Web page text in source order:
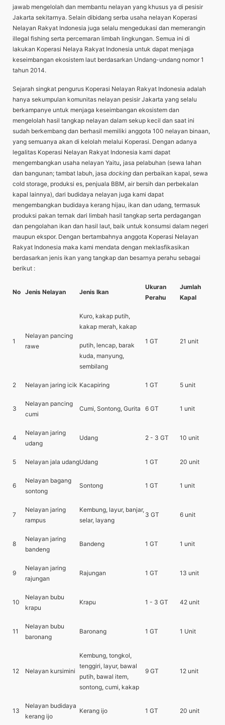
jawab mengelolah dan membantu nelayan yang khusus ya di pesisir
Jakarta sekitarnya. Selain dibidang serba usaha nelayan Koperasi
Nelayan Rakyat Indonesia juga selalu mengedukasi dan memerangin
illegal fishing serta percemaran limbah lingkungan. Semua ini di
lakukan Koperasi Nelaya Rakyat Indonesia untuk dapat menjaga
keseimbangan ekosistem laut berdasarkan Undang-undang nomor 1
tahun 2014.
Sejarah singkat pengurus Koperasi Nelayan Rakyat Indonesia adalah
hanya sekumpulan komunitas nelayan pesisir Jakarta yang selalu
berkampanye untuk menjaga keseimbangan ekosistem dan
mengelolah hasil tangkap nelayan dalam sekup kecil dan saat ini
sudah berkembang dan berhasil memiliki anggota 100 nelayan binaan,
yang semuanya akan di kelolah melalui Koperasi. Dengan adanya
legalitas Koperasi Nelayan Rakyat Indonesia kami dapat
mengembangkan usaha nelayan Yaitu, jasa pelabuhan (sewa lahan
dan bangunan; tambat labuh, jasa docking dan perbaikan kapal, sewa
cold storage, produksi es, penjuala BBM, air bersih dan perbekalan
kapal lainnya), dari budidaya nelayan juga kami dapat
mengembangkan budidaya kerang hijau, ikan dan udang, termasuk
produksi pakan ternak dari limbah hasil tangkap serta perdagangan
dan pengolahan ikan dan hasil laut, baik untuk konsumsi dalam negeri
maupun ekspor. Dengan bertambahnya anggota Koperasi Nelayan
Rakyat Indonesia maka kami mendata dengan meklasfikasikan
berdasarkan jenis ikan yang tangkap dan besarnya perahu sebagai
berikut :
No Jenis Nelayan Jenis Ikan
Ukuran
Perahu
Jumlah
Kapal
1
Nelayan pancing
rawe
Kuro, kakap putih,
kakap merah, kakap
putih, lencap, barak
kuda, manyung,
sembilang
1 GT 21 unit
2 Nelayan jaring icik Kacapiring 1 GT 5 unit
3
Nelayan pancing
cumi
Cumi, Sontong, Gurita 6 GT 1 unit
4
Nelayan jaring
udang
Udang 2 - 3 GT 10 unit
5 Nelayan jala udangUdang 1 GT 20 unit
6
Nelayan bagang
sontong
Sontong 1 GT 1 unit
7
Nelayan jaring
rampus
Kembung, layur, banjar,
selar, layang
3 GT 6 unit
8
Nelayan jaring
bandeng
Bandeng 1 GT 1 unit
9
Nelayan jaring
rajungan
Rajungan 1 GT 13 unit
10
Nelayan bubu
krapu
Krapu 1 - 3 GT 42 unit
11
Nelayan bubu
baronang
Baronang 1 GT 1 Unit
12 Nelayan kursimini
Kembung, tongkol,
tenggiri, layur, bawal
putih, bawal item,
sontong, cumi, kakap
9 GT 12 unit
13
Nelayan budidaya
kerang ijo
Kerang ijo 1 GT 20 unit